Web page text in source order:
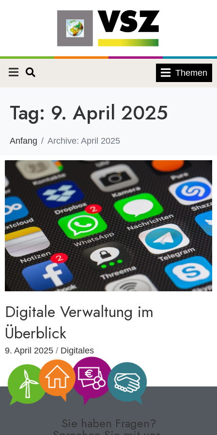
Themen
Tag: 9. April 2025
Anfang Archive: April 2025
Digitale Verwaltung im
Überblick
9. April 2025 / Digitales
Sie haben Fragen?